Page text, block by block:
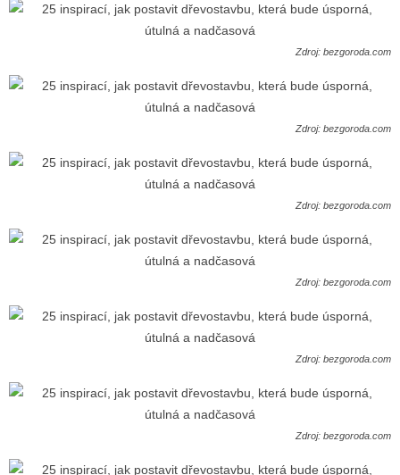
Zdroj: bezgoroda.com
Zdroj: bezgoroda.com
Zdroj: bezgoroda.com
Zdroj: bezgoroda.com
Zdroj: bezgoroda.com
Zdroj: bezgoroda.com